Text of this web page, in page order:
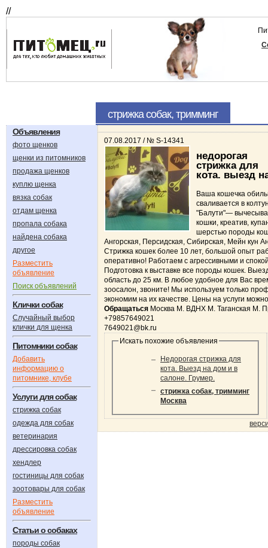
//
стрижка собак, тримминг
Объявления
фото щенков
щенки из питомников
продажа щенков
куплю щенка
вязка собак
отдам щенка
пропала собака
найдена собака
другое
Разместить
объявление
Поиск объявлений
Клички собак
Случайный выбор
клички для щенка
Питомники собак
Добавить
информацию о
питомнике, клубе
Услуги для собак
стрижка собак
одежда для собак
ветеринария
дрессировка собак
хендлер
гостиницы для собак
зоотовары для собак
Разместить
объявление
Статьи о собаках
породы собак
07.08.2017 / № S-14341
недорогая
стрижка для
кота. выезд
Ваша кошечка
сваливается в
"Балути"—
кошки, креатив,
шерстью породы
Ангорская, Персидская, Сибирская, Мейн кун
Стрижка кошек более 10 лет, большой опыт
оперативно! Работаем с агрессивными и
Подготовка к выставке все породы кошек.
область до 25 км. В любое удобное для Вас
зоосалон, звоните! Мы используем только
экономим на их качестве. Цены на услуги
Обращаться Москва М. ВДНХ М. Таганская М.
+79857649021
7649021@bk.ru
Искать похожие объявления
Недорогая стрижка для
кота. Выезд на дом и в
салоне. Грумер.
стрижка собак, тримминг
Москва